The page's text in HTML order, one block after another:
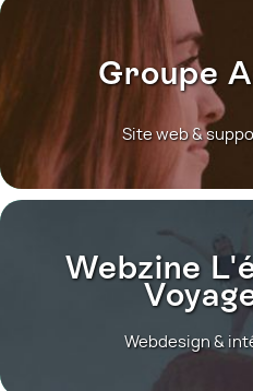
Groupe
Site web &
Webzine
Webdesign &